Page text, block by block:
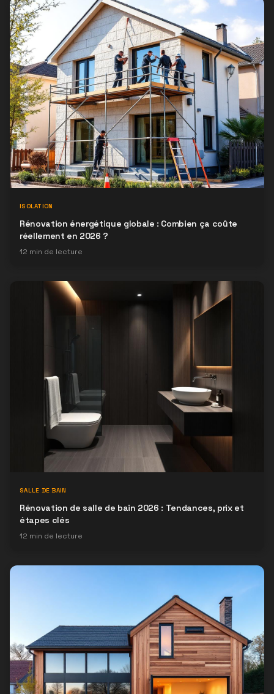
ISOLATION
Rénovation énergétique globale : Combien ça coûte
réellement en 2026 ?
12 min de lecture
SALLE DE BAIN
Rénovation de salle de bain 2026 : Tendances, prix et
étapes clés
12 min de lecture